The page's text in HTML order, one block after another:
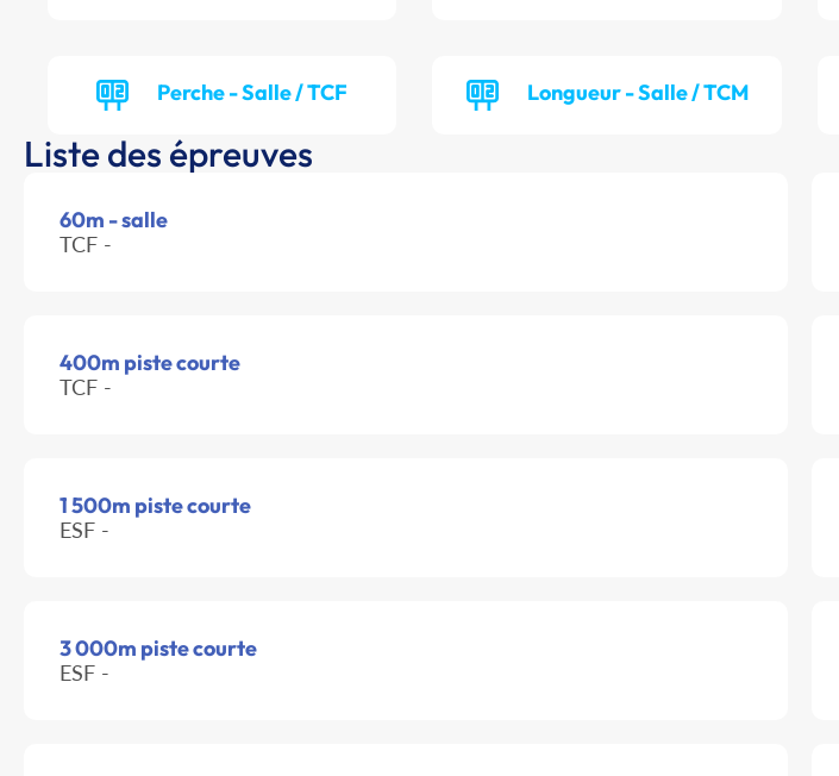
Perche - Salle / TCF Longueur - Salle / TCM
Liste des épreuves
60m - salle
TCF -
400m piste courte
TCF -
1 500m piste courte
ESF -
3 000m piste courte
ESF -